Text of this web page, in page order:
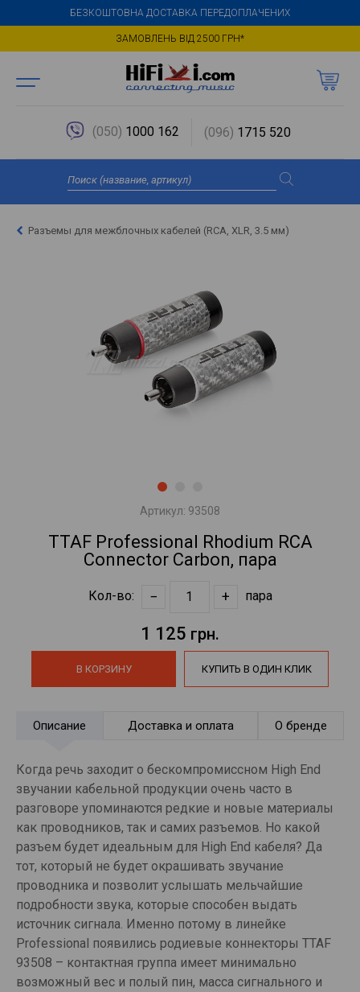
БЕЗКОШТОВНА ДОСТАВКА ПЕРЕДОПЛАЧЕНИХ
ЗАМОВЛЕНЬ ВІД 2500 ГРН*
(050) 1000 162 (096) 1715 520
Разъемы для межблочных кабелей (RCA, XLR, 3.5 мм)
Артикул: 93508
TTAF Professional Rhodium RCA
Connector Carbon, пара
Кол-во: − + пара
1 125 грн.
В КОРЗИНУ КУПИТЬ В ОДИН КЛИК
Описание Доставка и оплата О бренде
Когда речь заходит о бескомпромиссном High End
звучании кабельной продукции очень часто в
разговоре упоминаются редкие и новые материалы
как проводников, так и самих разъемов. Но какой
разъем будет идеальным для High End кабеля? Да
тот, который не будет окрашивать звучание
проводника и позволит услышать мельчайшие
подробности звука, которые способен выдать
источник сигнала. Именно потому в линейке
Professional появились родиевые коннекторы TTAF
93508 – контактная группа имеет минимально
возможный вес и полый пин, масса сигнального и